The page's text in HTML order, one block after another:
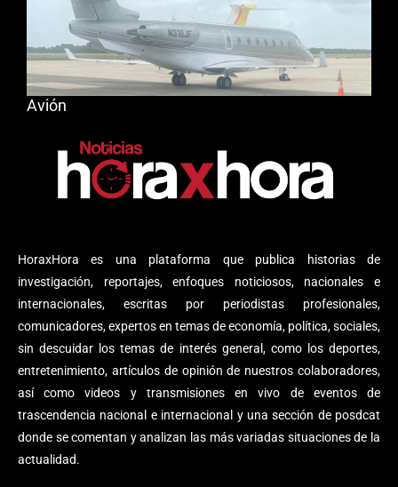
HoraxHora es una plataforma que publica historias de
investigación, reportajes, enfoques noticiosos, nacionales e
internacionales, escritas por periodistas profesionales,
comunicadores, expertos en temas de economía, política, sociales,
sin descuidar los temas de interés general, como los deportes,
entretenimiento, artículos de opinión de nuestros colaboradores,
así como videos y transmisiones en vivo de eventos de
trascendencia nacional e internacional y una sección de posdcat
donde se comentan y analizan las más variadas situaciones de la
actualidad.
Avión